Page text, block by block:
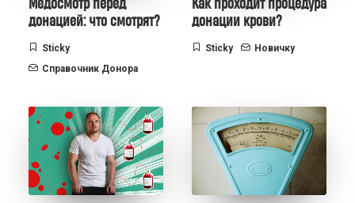
Медосмотр перед
донацией: что смотрят?
Sticky
Справочник Донора
Как проходит процедура
донации крови?
Sticky Новичку